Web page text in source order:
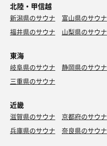
北陸・甲信越
新潟県のサウナ 富山県のサウナ
福井県のサウナ
山梨県のサウナ
東海
岐阜県のサウナ 静岡県のサウナ
三重県のサウナ
近畿
滋賀県のサウナ 京都府のサウナ
兵庫県のサウナ
奈良県のサウナ